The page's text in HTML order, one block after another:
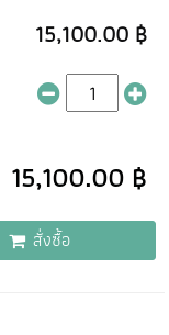
15,100.00 ฿
15,100.00 ฿
สั่งซื้อ